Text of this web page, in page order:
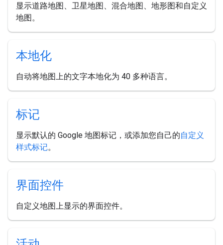
显示道路地图、卫星地图、混合地图、地形图和自定义
地图。
本地化
自动将地图上的文字本地化为 40 多种语言。
标记
显示默认的 Google 地图标记，或添加您自己的自定义
样式标记。
界面控件
自定义地图上显示的界面控件。